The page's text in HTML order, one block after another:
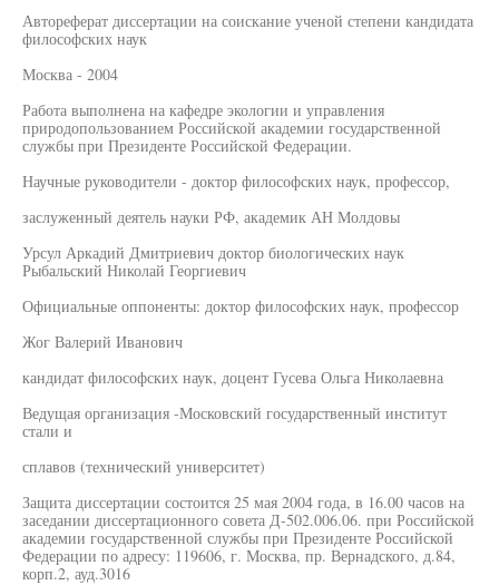
Автореферат диссертации на соискание ученой степени кандидата
философских наук
Москва - 2004
Работа выполнена на кафедре экологии и управления
природопользованием Российской академии государственной
службы при Президенте Российской Федерации.
Научные руководители - доктор философских наук, профессор,
заслуженный деятель науки РФ, академик АН Молдовы
Урсул Аркадий Дмитриевич доктор биологических наук
Рыбальский Николай Георгиевич
Официальные оппоненты: доктор философских наук, профессор
Жог Валерий Иванович
кандидат философских наук, доцент Гусева Ольга Николаевна
Ведущая организация -Московский государственный институт
стали и
сплавов (технический университет)
Защита диссертации состоится 25 мая 2004 года, в 16.00 часов на
заседании диссертационного совета Д-502.006.06. при Российской
академии государственной службы при Президенте Российской
Федерации по адресу: 119606, г. Москва, пр. Вернадского, д.84,
корп.2, ауд.3016